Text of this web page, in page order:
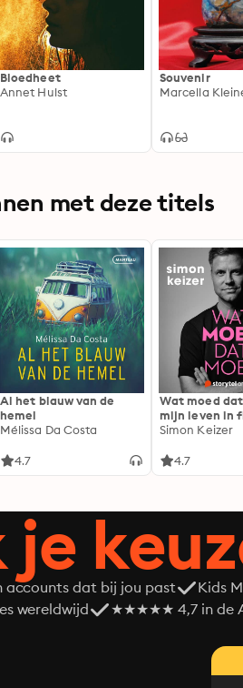
Bloedheet
Annet Hulst
Souvenir
Marcella
met deze titels
Al het blauw van de
hemel
Mélissa Da Costa
4.7
Wat moed
mijn leven in
Simon Keizer
4.7
accounts dat bij jou past Kids
wereldwijd
★★★★★ 4,7 in de